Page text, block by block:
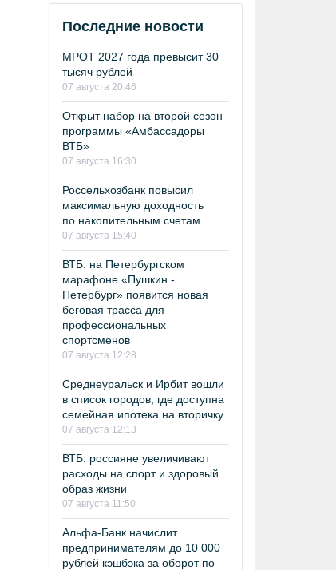
Последние новости
МРОТ 2027 года превысит 30
тысяч рублей
07 августа 20:46
Открыт набор на второй сезон
программы «Амбассадоры
ВТБ»
07 августа 16:30
Россельхозбанк повысил
максимальную доходность
по накопительным счетам
07 августа 15:40
ВТБ: на Петербургском
марафоне «Пушкин -
Петербург» появится новая
беговая трасса для
профессиональных
спортсменов
07 августа 12:28
Среднеуральск и Ирбит вошли
в список городов, где доступна
семейная ипотека на вторичку
07 августа 12:13
ВТБ: россияне увеличивают
расходы на спорт и здоровый
образ жизни
07 августа 11:50
Альфа-Банк начислит
предпринимателям до 10 000
рублей кэшбэка за оборот по